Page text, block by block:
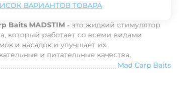
ВАРИАНТОВ ТОВАРА
Baits MADSTIM - это жидкий стимулятор
который работает со всеми видами
и насадок и улучшает их
и питательные качества.
Mad Carp Baits